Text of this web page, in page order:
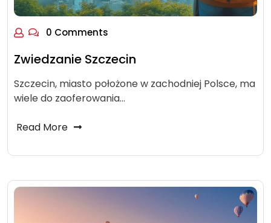
0 Comments
Zwiedzanie Szczecin
Szczecin, miasto położone w zachodniej Polsce, ma
wiele do zaoferowania…
Read More